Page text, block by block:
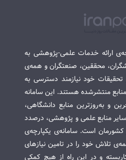
ارائه خدمات علمی-پژوهشی به
محققین، صنعتگران و همه‌ی
خود نیازمند دسترسی به
منتشرشده هستند. این سامانه
و به‌روزترین منابع دانشگاهی،
منابع علمی و پژوهشی، درصدد
کشورمان است. سامانه‌ی یکپارچه‌ی
تلاش خود را در تامین نیازهای
و در این راه از هیچ کمکی